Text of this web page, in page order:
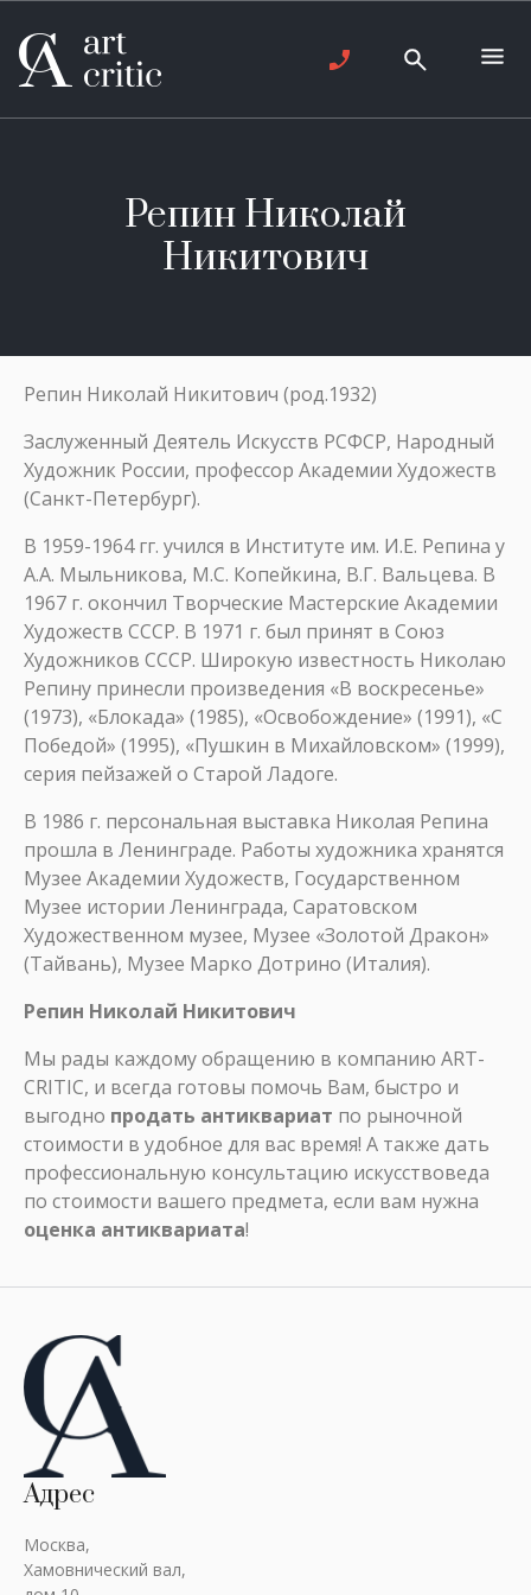
Репин Николай
Никитович
Репин Николай Никитович (род.1932)
Заслуженный Деятель Искусств РСФСР, Народный
Художник России, профессор Академии Художеств
(Санкт-Петербург).
В 1959-1964 гг. учился в Институте им. И.Е. Репина у
А.А. Мыльникова, М.С. Копейкина, В.Г. Вальцева. В
1967 г. окончил Творческие Мастерские Академии
Художеств СССР. В 1971 г. был принят в Союз
Художников СССР. Широкую известность Николаю
Репину принесли произведения «В воскресенье»
(1973), «Блокада» (1985), «Освобождение» (1991), «С
Победой» (1995), «Пушкин в Михайловском» (1999),
серия пейзажей о Старой Ладоге.
В 1986 г. персональная выставка Николая Репина
прошла в Ленинграде. Работы художника хранятся
Музее Академии Художеств, Государственном
Музее истории Ленинграда, Саратовском
Художественном музее, Музее «Золотой Дракон»
(Тайвань), Музее Марко Дотрино (Италия).
Репин Николай Никитович
Мы рады каждому обращению в компанию ART-
CRITIC, и всегда готовы помочь Вам, быстро и
выгодно продать антиквариат по рыночной
стоимости в удобное для вас время! А также дать
профессиональную консультацию искусствоведа
по стоимости вашего предмета, если вам нужна
оценка антиквариата!
Адрес
Москва,
Хамовнический вал,